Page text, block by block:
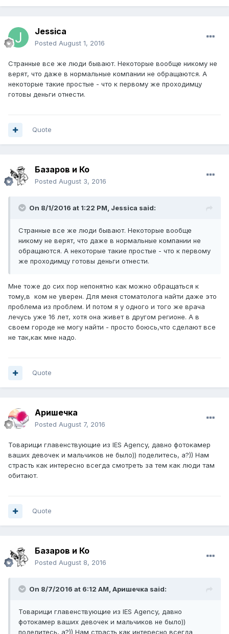
Jessica
Posted August 1, 2016
Странные все же люди бывают. Некоторые вообще никому не
верят, что даже в нормальные компании не обращаются. А
некоторые такие простые - что к первому же проходимцу
готовы деньги отнести.
Quote
Базаров и Ко
Posted August 3, 2016
On 8/1/2016 at 1:22 PM, Jessica said:
Странные все же люди бывают. Некоторые вообще
никому не верят, что даже в нормальные компании не
обращаются. А некоторые такие простые - что к первому
же проходимцу готовы деньги отнести.
Мне тоже до сих пор непонятно как можно обращаться к
тому,в ком не уверен. Для меня стоматолога найти даже это
проблема из проблем. И потом я у одного и того же врача
лечусь уже 16 лет, хотя она живет в другом регионе. А в
своем городе не могу найти - просто боюсь,что сделают все
не так,как мне надо.
Quote
Аришечка
Posted August 7, 2016
Товарищи главенствующие из IES Agency, давно фотокамер
ваших девочек и мальчиков не было)) поделитесь, а?)) Нам
страсть как интересно всегда смотреть за тем как люди там
обитают.
Quote
Базаров и Ко
Posted August 8, 2016
On 8/7/2016 at 6:12 AM, Аришечка said:
Товарищи главенствующие из IES Agency, давно
фотокамер ваших девочек и мальчиков не было))
поделитесь, а?)) Нам страсть как интересно всегда